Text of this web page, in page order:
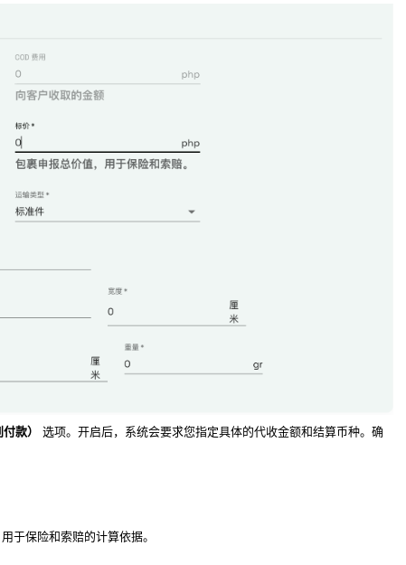
款）
选项。开启后，系统会要求您指定具体的代收金额和结算币种。确
于保险和索赔的计算依据。